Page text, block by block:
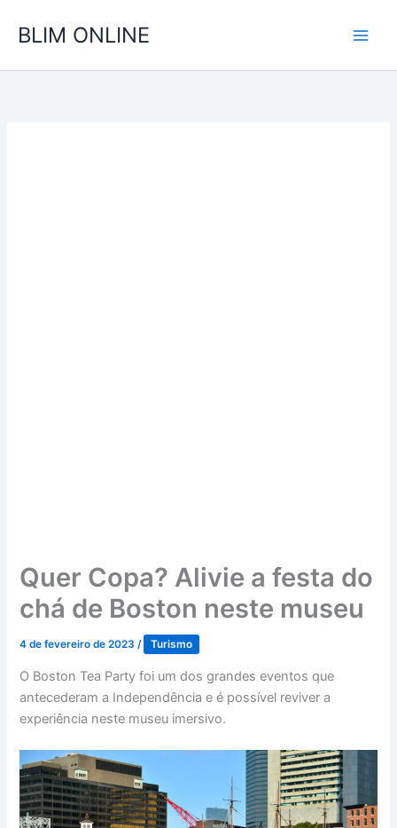
para
conteúdo
BLIM ONLINE
Quer Copa? Alivie a festa do
chá de Boston neste museu
4 de fevereiro de 2023/ Turismo
O Boston Tea Party foi um dos grandes eventos que
antecederam a Independência e é possível reviver a
experiência neste museu imersivo.